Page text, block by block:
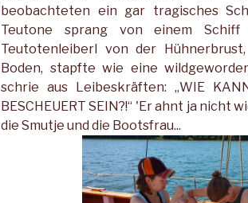
beobachteten ein gar tragisches
Teutone sprang von einem
Teutotenleiberl von der
Boden, stapfte wie eine
schrie aus Leibeskräften: „WIE
BESCHEUERT SEIN?!“ 'Er ahnt ja nicht
die Smutje und die Bootsfrau...